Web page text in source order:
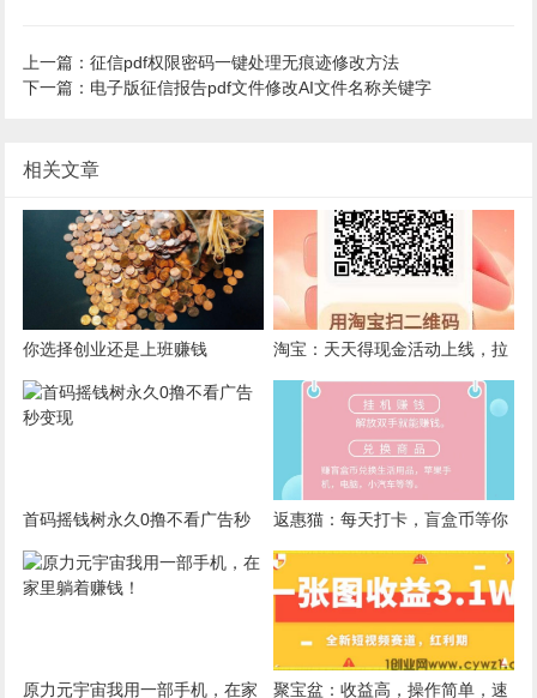
上一篇：征信pdf权限密码一键处理无痕迹修改方法
下一篇：电子版征信报告pdf文件修改AI文件名称关键字
相关文章
你选择创业还是上班赚钱
淘宝：天天得现金活动上线，拉
1人月赚30，纯大毛无上限
首码摇钱树永久0撸不看广告秒
变现
返惠猫：每天打卡，盲盒币等你
拿！
原力元宇宙我用一部手机，在家 聚宝盆：收益高，操作简单，速